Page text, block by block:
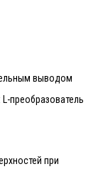
выводом
преобразователь
при